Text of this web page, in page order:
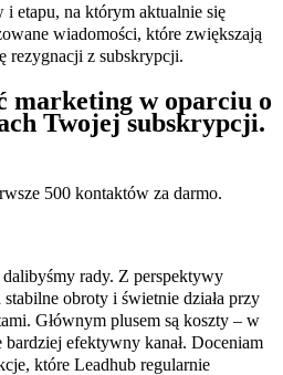
etapu, na którym aktualnie się
wiadomości, które zwiększają
rezygnacji z subskrypcji.
marketing w oparciu o
Twojej subskrypcji.
500 kontaktów za darmo.
rady. Z perspektywy
obroty i świetnie działa przy
Głównym plusem są koszty – w
efektywny kanał. Doceniam
które Leadhub regularnie